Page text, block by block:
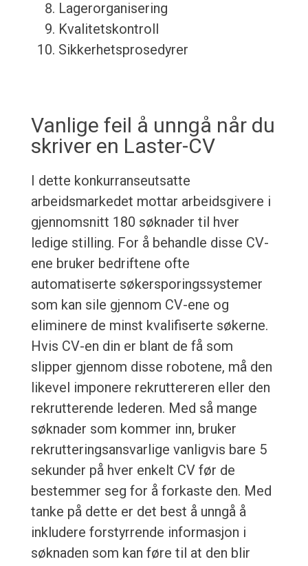
Lagerorganisering
Kvalitetskontroll
Sikkerhetsprosedyrer
Vanlige feil å unngå når du
skriver en Laster-CV
I dette konkurranseutsatte
arbeidsmarkedet mottar arbeidsgivere i
gjennomsnitt 180 søknader til hver
ledige stilling. For å behandle disse CV-
ene bruker bedriftene ofte
automatiserte søkersporingssystemer
som kan sile gjennom CV-ene og
eliminere de minst kvalifiserte søkerne.
Hvis CV-en din er blant de få som
slipper gjennom disse robotene, må den
likevel imponere rekruttereren eller den
rekrutterende lederen. Med så mange
søknader som kommer inn, bruker
rekrutteringsansvarlige vanligvis bare 5
sekunder på hver enkelt CV før de
bestemmer seg for å forkaste den. Med
tanke på dette er det best å unngå å
inkludere forstyrrende informasjon i
søknaden som kan føre til at den blir